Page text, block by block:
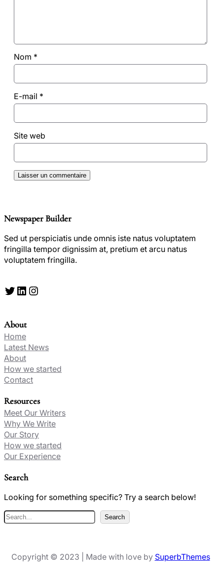
Nom *
E-mail *
Site web
Newspaper Builder
Sed ut perspiciatis unde omnis iste natus voluptatem
fringilla tempor dignissim at, pretium et arcu natus
voluptatem fringilla.
Twitter LinkedIn Instagram
About
Home
Latest News
About
How we started
Contact
Resources
Meet Our Writers
Why We Write
Our Story
How we started
Our Experience
Search
Looking for something specific? Try a search below!
R
e
e
Search
Copyright © 2023 | Made with love by SuperbThemes